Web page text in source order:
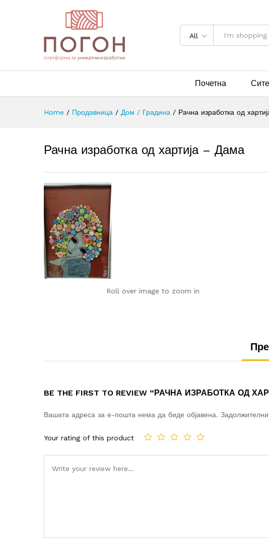
All
Почетна
Home / Продавница / Дом / Градина / Рачна изработка од
Рачна изработка од хартија – Дама
Roll over image to zoom in
BE THE FIRST TO REVIEW “РАЧНА ИЗРАБОТКА ОД
Вашата адреса за е-пошта нема да биде објавена.
Your rating of this product